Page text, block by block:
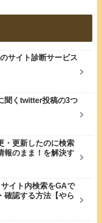
サイト診断サービス
聞くtwitter投稿の3つ
・更新したのに検索
報のまま！を解決す
サイト内検索をGAで
確認する方法【やら